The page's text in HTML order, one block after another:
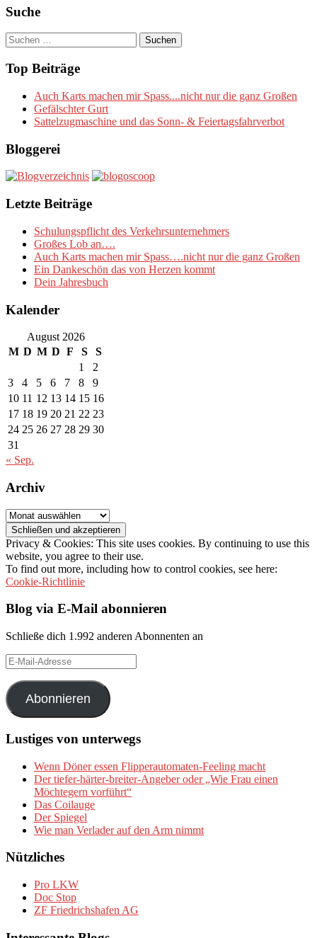
Suche
Suchen
nach:
Top Beiträge
Auch Karts machen mir Spass....nicht nur die ganz Großen
Gefälschter Gurt
Sattelzugmaschine und das Sonn- & Feiertagsfahrverbot
Bloggerei
Letzte Beiträge
Schulungspflicht des Verkehrsunternehmers
Großes Lob an….
Auch Karts machen mir Spass….nicht nur die ganz Großen
Ein Dankeschön das von Herzen kommt
Dein Jahresbuch
Kalender
August 2026
M D M D F S
S
1
2
3
4 5 6 7 8
9
10 11 12 13 14 15 16
17 18 19 20 21 22 23
24 25 26 27 28 29 30
31
« Sep.
Archiv
Archiv
Privacy & Cookies: This site uses cookies. By continuing to use this
website, you agree to their use.
To find out more, including how to control cookies, see here:
Cookie-Richtlinie
Blog via E-Mail abonnieren
Schließe dich 1.992 anderen Abonnenten an
E-
Mail-
Adresse
Abonnieren
Lustiges von unterwegs
Wenn Döner essen Flipperautomaten-Feeling macht
Der tiefer-härter-breiter-Angeber oder „Wie Frau einen
Möchtegern vorführt“
Das Coilauge
Der Spiegel
Wie man Verlader auf den Arm nimmt
Nützliches
Pro LKW
Doc Stop
ZF Friedrichshafen AG